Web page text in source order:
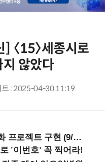
〈15〉세종시로
않았다
트 : 2025-04-30 11:19
구현 (9/16 ~17 강남역)